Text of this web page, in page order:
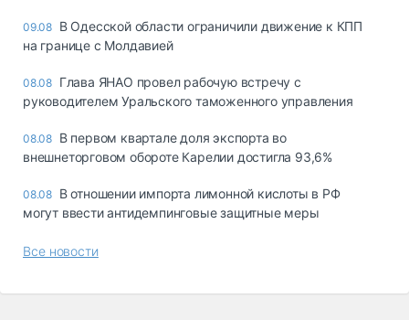
09.08 В Одесской области ограничили движение к КПП
на границе с Молдавией
08.08 Глава ЯНАО провел рабочую встречу с
руководителем Уральского таможенного управления
08.08 В первом квартале доля экспорта во
внешнеторговом обороте Карелии достигла 93,6%
08.08 В отношении импорта лимонной кислоты в РФ
могут ввести антидемпинговые защитные меры
Все новости